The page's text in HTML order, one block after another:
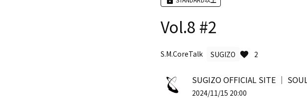
Vol.8 #2
S.M.CoreTalk SUGIZO 2
SUGIZO OFFICIAL SITE │
2024/11/15 20:00